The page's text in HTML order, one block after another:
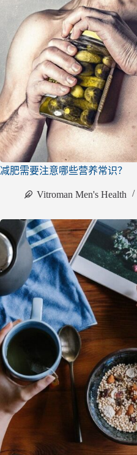
减肥需要注意哪些营养常识？
Vitroman Men's Health